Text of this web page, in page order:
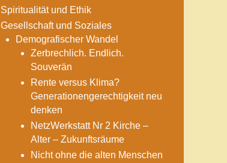
Spiritualität und Ethik
Gesellschaft und Soziales
Demografischer Wandel
Zerbrechlich. Endlich.
Souverän
Rente versus Klima?
Generationengerechtigkeit neu
denken
NetzWerkstatt Nr 2 Kirche –
Alter – Zukunftsräume
Nicht ohne die alten Menschen